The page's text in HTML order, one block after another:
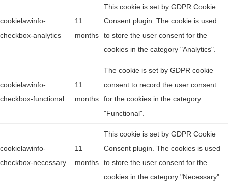
cookielawinfo-
checkbox-analytics
11
months
This cookie is set by GDPR Cookie
Consent plugin. The cookie is used
to store the user consent for the
cookies in the category "Analytics".
cookielawinfo-
checkbox-functional
11
months
The cookie is set by GDPR cookie
consent to record the user consent
for the cookies in the category
"Functional".
cookielawinfo-
checkbox-necessary
11
months
This cookie is set by GDPR Cookie
Consent plugin. The cookies is used
to store the user consent for the
cookies in the category "Necessary".